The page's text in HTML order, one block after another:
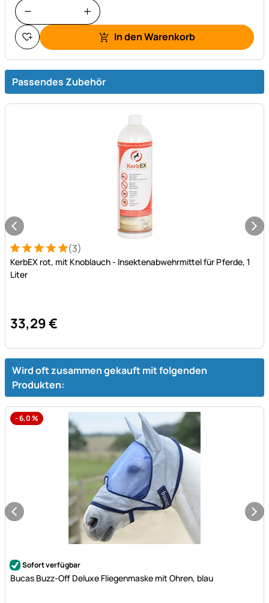
In den Warenkorb
Passendes Zubehör
Bewertung: 5 von 5 (3 Bewertungen)
3 Bewertungen
(3)
KerbEX rot, mit Knoblauch - Insektenabwehrmittel für Pferde, 1
Liter
33,29€
Wird oft zusammen gekauft mit folgenden
Produkten:
-6,0%
Noch keine Bewertungen abgegeben
Sofort verfügbar
Bucas Buzz-Off Deluxe Fliegenmaske mit Ohren, blau